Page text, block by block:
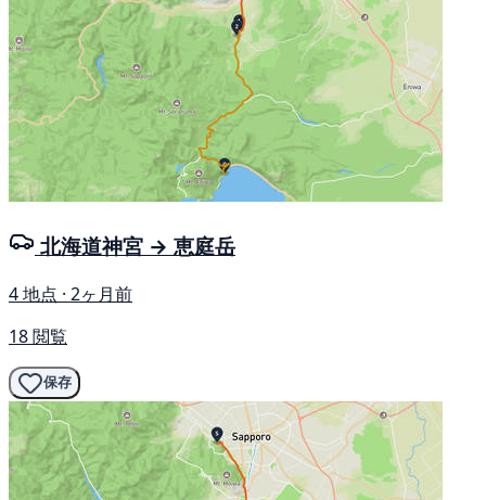
北海道神宮 → 恵庭岳
4 地点 · 2ヶ月前
18 閲覧
保存